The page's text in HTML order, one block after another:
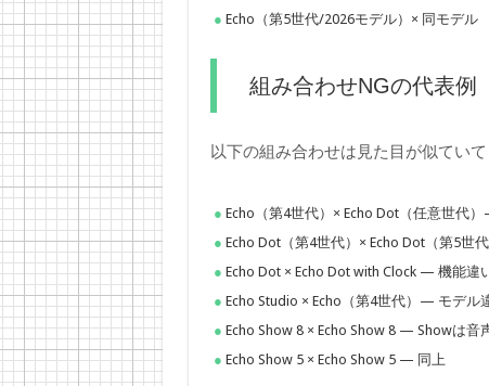
Echo（第5世代/2026モデル）× 同モデル
組み合わせNGの代表例
以下の組み合わせは見た目が似てい
Echo（第4世代）× Echo Dot（任意世代
Echo Dot（第4世代）× Echo Dot（第5世
Echo Dot × Echo Dot with Clock — 機能違
Echo Studio × Echo（第4世代）— モデル
Echo Show 8 × Echo Show 8 — Showは
Echo Show 5 × Echo Show 5 — 同上